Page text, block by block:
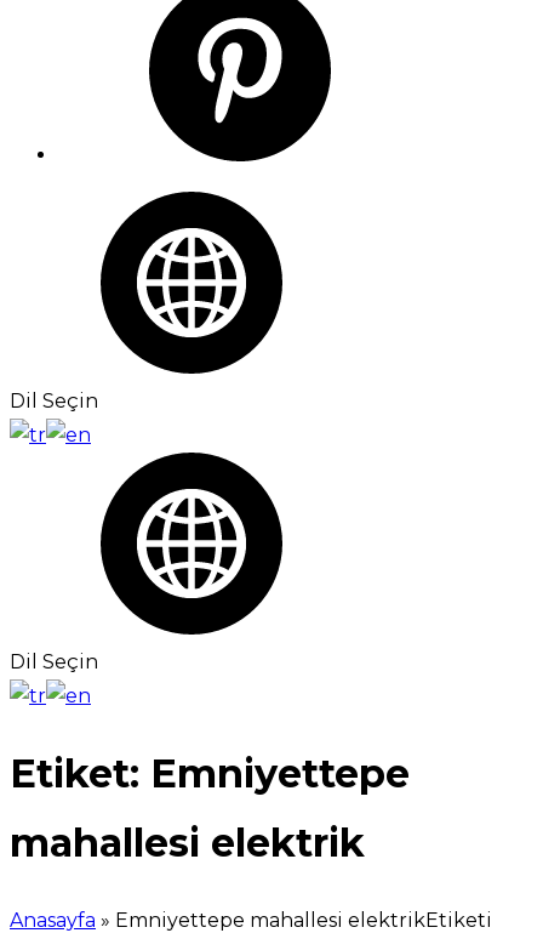
Dil Seçin
Dil Seçin
Etiket: Emniyettepe
mahallesi elektrik
Anasayfa » Emniyettepe mahallesi elektrikEtiketi